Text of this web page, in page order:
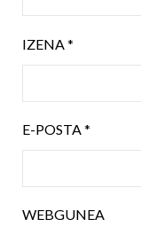
IZENA*
E-POSTA*
WEBGUNEA